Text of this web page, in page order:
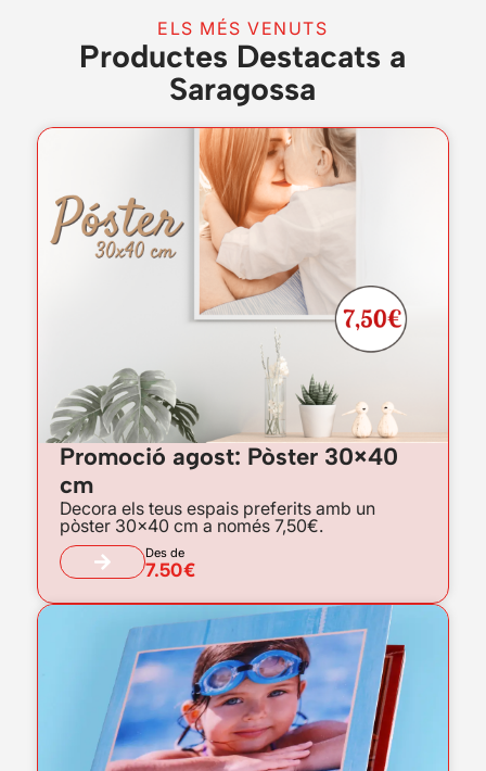
ELS MÉS VENUTS
Productes Destacats a
Saragossa
Promoció agost: Pòster 30×40
cm
Decora els teus espais preferits amb un
pòster 30×40 cm a només 7,50€.
Des de
7.50€